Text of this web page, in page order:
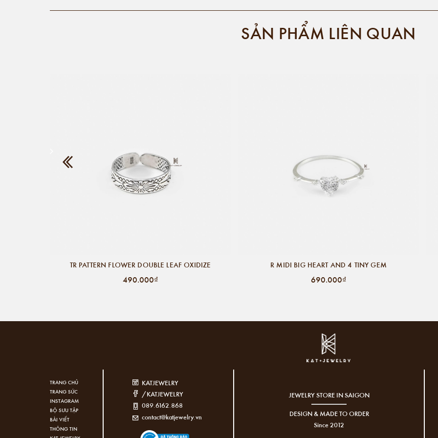
SẢN PHẨM LIÊN QUAN
TR PATTERN FLOWER DOUBLE LEAF OXIDIZE
490.000₫
R MIDI BIG HEART AND 4 TINY GEM
690.000₫
TRANG CHỦ
TRANG SỨC
INSTAGRAM
BỘ SƯU TẬP
BÀI VIẾT
THÔNG TIN
KATJEWELRY
/KATJEWELRY
089.6162.868
contact@katjewelry.vn
JEWELRY STORE IN SAIGON
DESIGN & MADE TO ORDER
Since 2012